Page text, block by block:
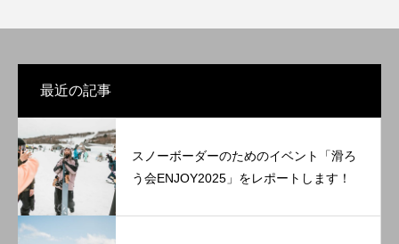
最近の記事
スノーボーダーのためのイベント「滑ろ
う会ENJOY2025」をレポートします！